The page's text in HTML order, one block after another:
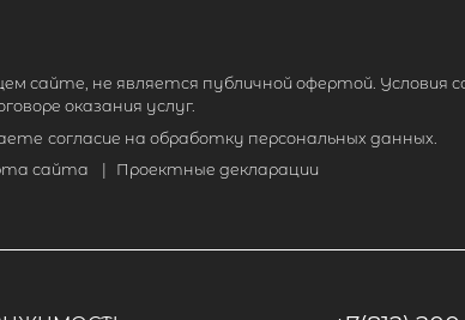
сайте, не является публичной офертой. Условия
оказания услуг.
согласие на обработку персональных данных.
сайта Проектные декларации